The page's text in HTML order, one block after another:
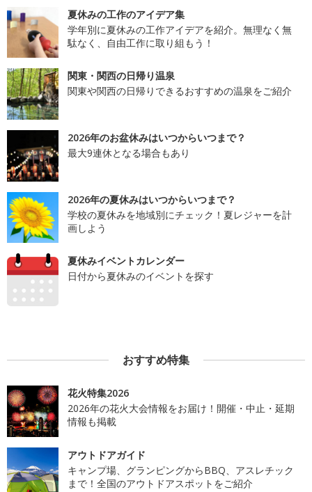
夏休みの工作のアイデア集
学年別に夏休みの工作アイデアを紹介。無理なく無
駄なく、自由工作に取り組もう！
関東・関西の日帰り温泉
関東や関西の日帰りできるおすすめの温泉をご紹介
2026年のお盆休みはいつからいつまで？
最大9連休となる場合もあり
2026年の夏休みはいつからいつまで？
学校の夏休みを地域別にチェック！夏レジャーを計
画しよう
夏休みイベントカレンダー
日付から夏休みのイベントを探す
おすすめ特集
花火特集2026
2026年の花火大会情報をお届け！開催・中止・延期
情報も掲載
アウトドアガイド
キャンプ場、グランピングからBBQ、アスレチック
まで！全国のアウトドアスポットをご紹介